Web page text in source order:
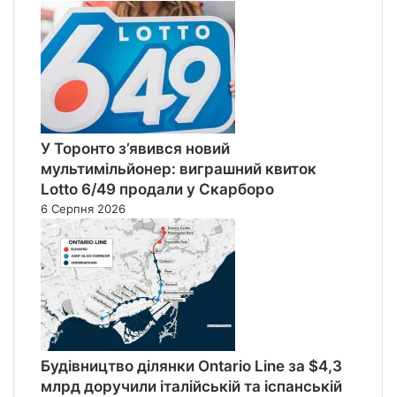
У Торонто з’явився новий
мультимільйонер: виграшний квиток
Lotto 6/49 продали у Скарборо
6 Серпня 2026
Будівництво ділянки Ontario Line за $4,3
млрд доручили італійській та іспанській